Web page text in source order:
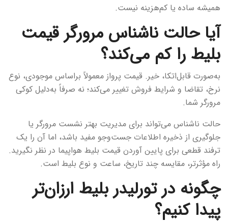
همیشه ساده یا کم‌هزینه نیست.
آیا حالت ناشناس مرورگر قیمت
بلیط را کم می‌کند؟
به‌صورت قابل‌اتکا، خیر. قیمت پرواز معمولاً براساس موجودی، نوع
نرخ، تقاضا و شرایط فروش تغییر می‌کند؛ نه صرفاً به‌دلیل کوکی
مرورگر شما.
حالت ناشناس می‌تواند برای مدیریت بهتر نشست مرورگر یا
جلوگیری از ذخیره اطلاعات جست‌وجو مفید باشد، اما آن را یک
ترفند قطعی برای پایین آوردن قیمت بلیط هواپیما در نظر نگیرید.
راه مؤثرتر، مقایسه چند تاریخ، ساعت و نوع بلیط است.
چگونه در تورلیدر بلیط ارزان‌تر
پیدا کنیم؟